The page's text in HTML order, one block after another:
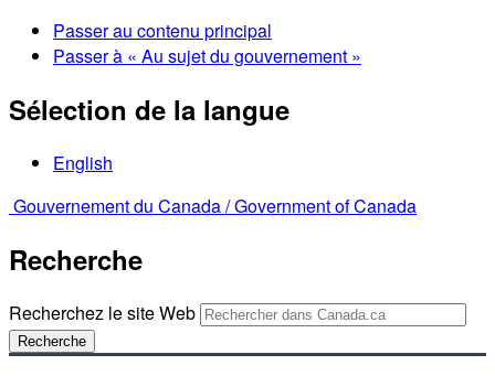
Passer au contenu principal
Passer à « Au sujet du gouvernement »
Sélection de la langue
English
Gouvernement du Canada /Government of Canada
Recherche
Recherchez le site Web
Recherche